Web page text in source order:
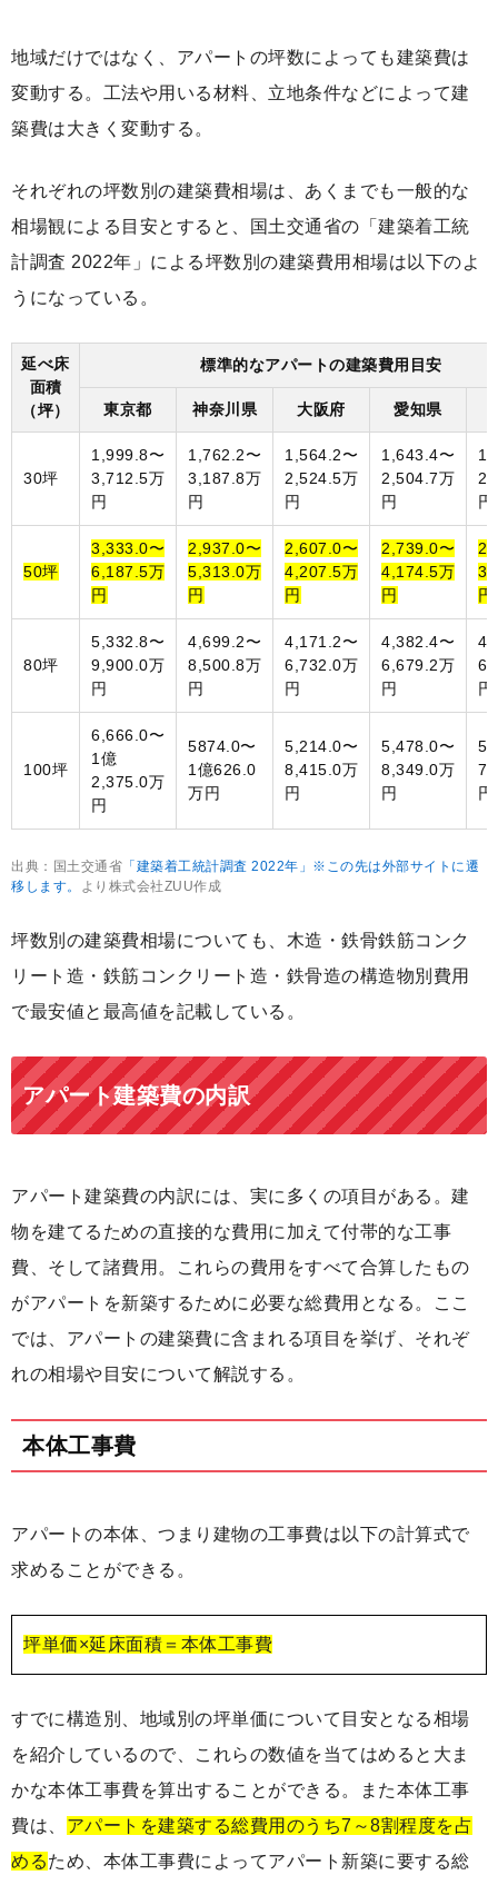
地域だけではなく、アパートの坪数によっても建築費は
変動する。工法や用いる材料、立地条件などによって建
築費は大きく変動する。
それぞれの坪数別の建築費相場は、あくまでも一般的な
相場観による目安とすると、国土交通省の「建築着工統
計調査 2022年」による坪数別の建築費用相場は以下のよ
うになっている。
延べ床
面積
（坪）
標準的なアパートの建築費用目安
東京都 神奈川県 大阪府 愛知県
30坪
1,999.8〜
3,712.5万
円
1,762.2〜
3,187.8万
円
1,564.2〜
2,524.5万
円
1,643.4〜
2,504.7万
円
円
50坪
3,333.0〜
6,187.5万
円
2,937.0〜
5,313.0万
円
2,607.0〜
4,207.5万
円
2,739.0〜
4,174.5万
円
円
80坪
5,332.8〜
9,900.0万
円
4,699.2〜
8,500.8万
円
4,171.2〜
6,732.0万
円
4,382.4〜
6,679.2万
円
円
100坪
6,666.0〜
1億
2,375.0万
円
5874.0〜
1億626.0
万円
5,214.0〜
8,415.0万
円
5,478.0〜
8,349.0万
円
円
出典：国土交通省 「建築着工統計調査 2022年」※この先は外部サイトに遷
移します。
より株式会社ZUU作成
坪数別の建築費相場についても、木造・鉄骨鉄筋コンク
リート造・鉄筋コンクリート造・鉄骨造の構造物別費用
で最安値と最高値を記載している。
アパート建築費の内訳
アパート建築費の内訳には、実に多くの項目がある。建
物を建てるための直接的な費用に加えて付帯的な工事
費、そして諸費用。これらの費用をすべて合算したもの
がアパートを新築するために必要な総費用となる。ここ
では、アパートの建築費に含まれる項目を挙げ、それぞ
れの相場や目安について解説する。
本体工事費
アパートの本体、つまり建物の工事費は以下の計算式で
求めることができる。
坪単価×延床面積＝本体工事費
すでに構造別、地域別の坪単価について目安となる相場
を紹介しているので、これらの数値を当てはめると大ま
かな本体工事費を算出することができる。また本体工事
費は、 アパートを建築する総費用のうち7～8割程度を占
めるため、本体工事費によってアパート新築に要する総